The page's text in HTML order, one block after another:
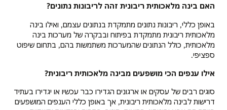
האם בינה מלאכותית ריבונית זהה לריבונות נתונים?
באופן כללי, ריבונות נתונים מתמקדת בנתונים עצמם, ואילו בינה
מלאכותית ריבונית מתמקדת בפיתוח ובבקרה של מערכות בינה
מלאכותית, כולל הנתונים שהמערכות משתמשות בהם, בתחום שיפוט
ספציפי.
אילו ענפים הכי מושפעים מבינה מלאכותית ריבונית?
סוגים רבים של עסקים או ארגונים הגדירו כבר עכשיו או יגדירו בעתיד
דרישות לבינה מלאכותית ריבונית, אך באופן כללי הענפים המושפעים